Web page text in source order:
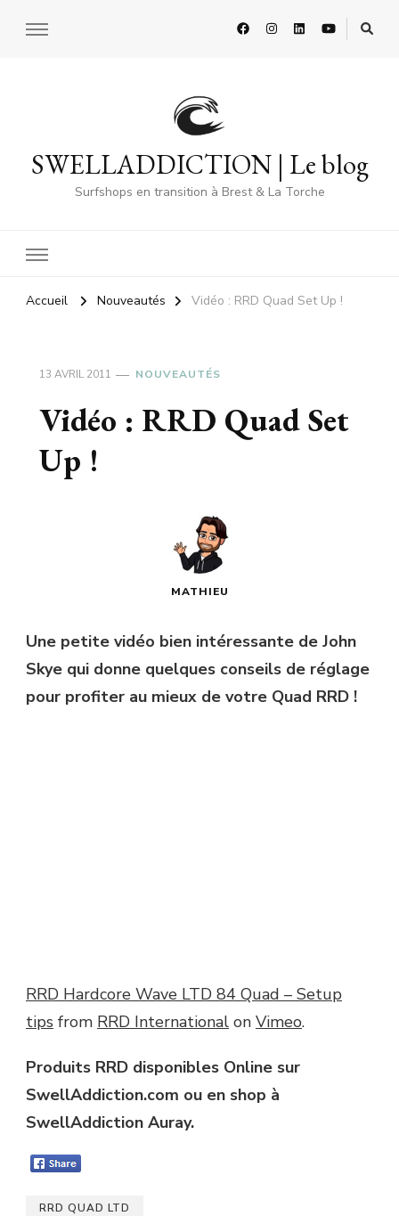
SWELLADDICTION | Le blog
Surfshops en transition à Brest & La Torche
Accueil Nouveautés Vidéo : RRD Quad Set Up !
13 AVRIL 2011 NOUVEAUTÉS
Vidéo : RRD Quad Set
Up !
MATHIEU
Une petite vidéo bien intéressante de John
Skye qui donne quelques conseils de réglage
pour profiter au mieux de votre Quad RRD !
RRD Hardcore Wave LTD 84 Quad – Setup
tips from RRD International on Vimeo.
Produits RRD disponibles Online sur
SwellAddiction.com ou en shop à
SwellAddiction Auray.
RRD QUAD LTD